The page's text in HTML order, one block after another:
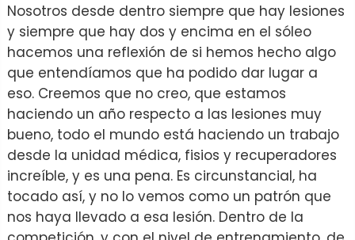
Nosotros desde dentro siempre que hay lesiones
y siempre que hay dos y encima en el sóleo
hacemos una reflexión de si hemos hecho algo
que entendíamos que ha podido dar lugar a
eso. Creemos que no creo, que estamos
haciendo un año respecto a las lesiones muy
bueno, todo el mundo está haciendo un trabajo
desde la unidad médica, fisios y recuperadores
increíble, y es una pena. Es circunstancial, ha
tocado así, y no lo vemos como un patrón que
nos haya llevado a esa lesión. Dentro de la